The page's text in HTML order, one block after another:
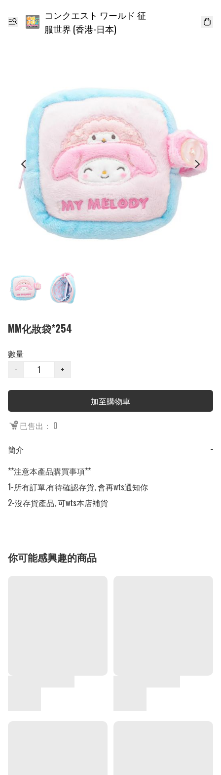
コンクエスト ワールド 征
服世界 (香港-日本)
MM化妝袋*254
數量
−
+
加至購物車
已售出： 0
簡介
−
**注意本產品購買事項**
1-所有訂單,有待確認存貨, 會再wts通知你
2-沒存貨產品, 可wts本店補貨
你可能感興趣的商品